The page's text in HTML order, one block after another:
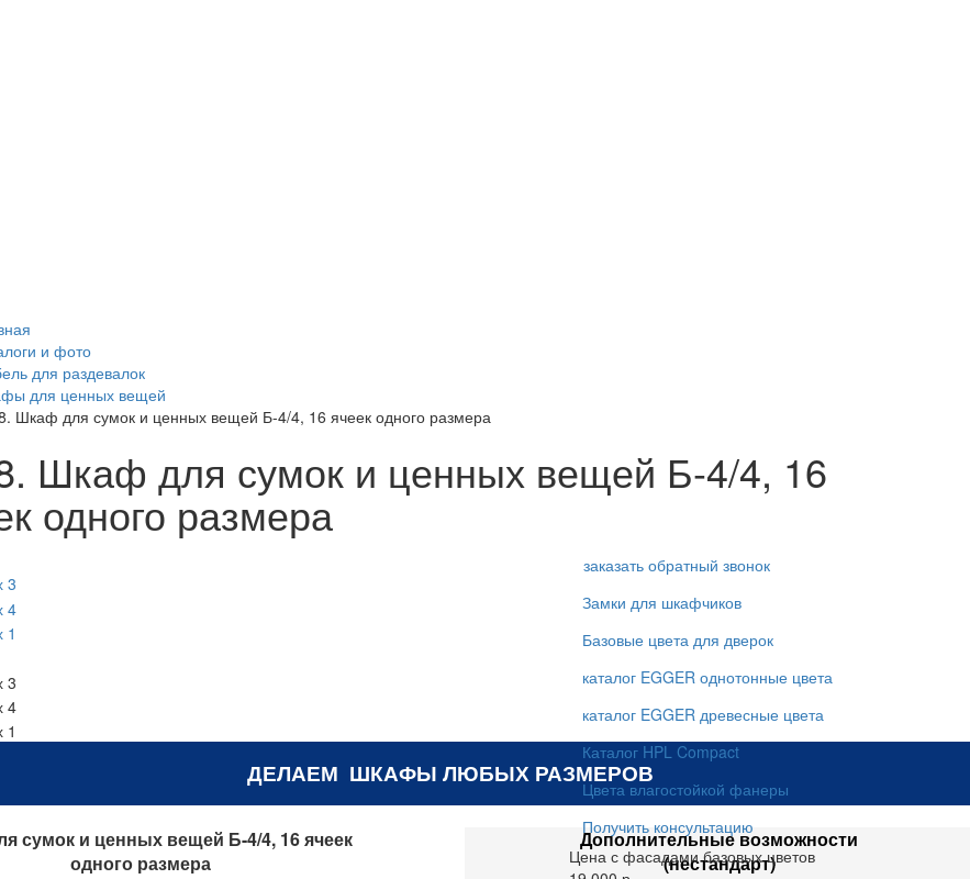
и фото
для раздевалок
для ценных вещей
Шкаф для сумок и ценных вещей Б-4/4, 16 ячеек одного размера
Шкаф для сумок и ценных вещей Б-4/4, 16
одного размера
ДЕЛАЕМ ШКАФЫ ЛЮБЫХ РАЗМЕРОВ
сумок и ценных вещей Б-4/4, 16 ячеек
одного размера
Дополнительные возможности
(нестандарт)
заказать обратный звонок
Замки для шкафчиков
Базовые цвета для дверок
каталог EGGER однотонные цвета
каталог EGGER древесные цвета
Каталог HPL Compact
Цвета влагостойкой фанеры
Получить консультацию
Цена с фасадами базовых цветов